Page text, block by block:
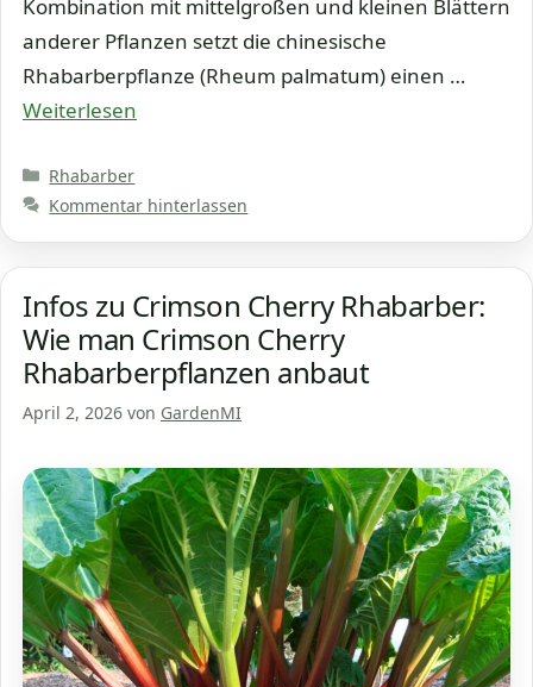
Kombination mit mittelgroßen und kleinen Blättern
anderer Pflanzen setzt die chinesische
Rhabarberpflanze (Rheum palmatum) einen …
Weiterlesen
Kategorien
Rhabarber
Kommentar hinterlassen
Infos zu Crimson Cherry Rhabarber:
Wie man Crimson Cherry
Rhabarberpflanzen anbaut
April 2, 2026 von GardenMI